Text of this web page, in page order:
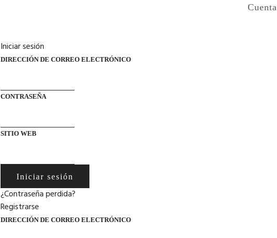
Cuenta
Iniciar sesión
DIRECCIÓN DE CORREO ELECTRÓNICO
CONTRASEÑA
SITIO WEB
Iniciar sesión
¿Contraseña perdida?
Registrarse
DIRECCIÓN DE CORREO ELECTRÓNICO